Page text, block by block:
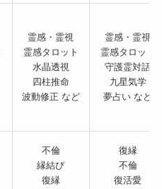
霊感・霊視
霊感タロット
水晶透視
四柱推命
波動修正 など
霊感・霊視
霊感タロット
守護霊対話
九星気学
夢占い など
不倫
縁結び
復縁
復縁
不倫
復活愛